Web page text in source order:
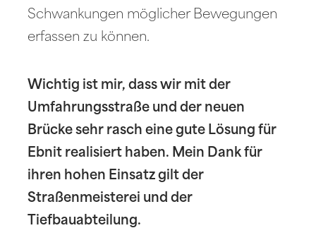
Schwankungen möglicher Bewegungen
erfassen zu können.
Wichtig ist mir, dass wir mit der
Umfahrungsstraße und der neuen
Brücke sehr rasch eine gute Lösung für
Ebnit realisiert haben. Mein Dank für
ihren hohen Einsatz gilt der
Straßenmeisterei und der
Tiefbauabteilung.